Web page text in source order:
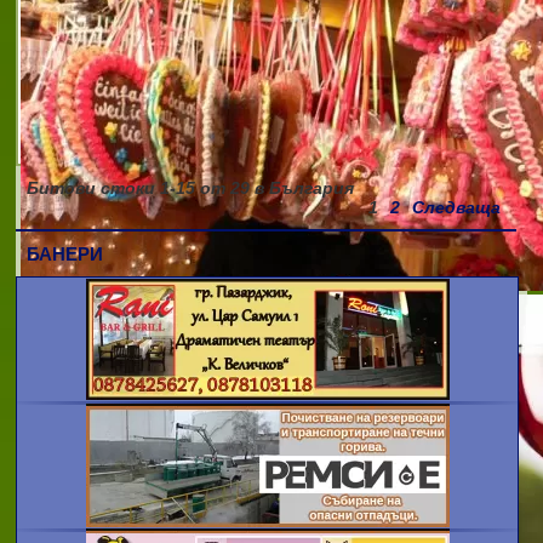
Адрес: Севлиево, ул. Марин Попов 83 А
Тел: 0675 359 12 / 0675 359 13 Email:
argo_m@abv.bg URL: АРГО М МИТКО
КОЛЕВ Фирма АРГО М - МИТКО КОЛЕВ е
основана през 1990 год. Основната
дейнос
Битови стоки 1-15от 29в България
1
2 Следваща
БАНЕРИ